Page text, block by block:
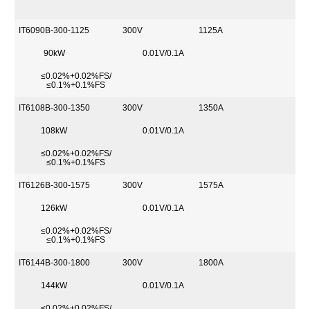
IT6090B-300-1125 300V 1125A
90kW 0.01V/0.1A
≤0.02%+0.02%FS/
≤0.1%+0.1%FS
IT6108B-300-1350 300V 1350A
108kW 0.01V/0.1A
≤0.02%+0.02%FS/
≤0.1%+0.1%FS
IT6126B-300-1575 300V 1575A
126kW 0.01V/0.1A
≤0.02%+0.02%FS/
≤0.1%+0.1%FS
IT6144B-300-1800 300V 1800A
144kW 0.01V/0.1A